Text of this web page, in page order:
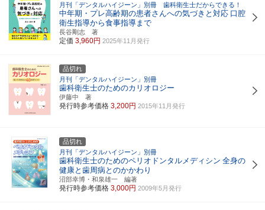
月刊「デンタルハイジーン」別冊 歯科衛生士だからできる！
中年期・プレ高齢期の患者さんへの気づきと対応 口腔
衛生指導から食事指導まで
長谷剛志 著
定価 3,960円 2025年11月発行
品切れ
月刊「デンタルハイジーン」別冊
歯科衛生士のためのカリオロジー
伊藤中 著
発行時参考価格 3,200円 2015年11月発行
品切れ
月刊「デンタルハイジーン」別冊
歯科衛生士のためのペリオドンタルメディシン 全身の
健康と歯周病とのかかわり
沼部幸博・和泉雄一 編著
発行時参考価格 3,000円 2009年5月発行